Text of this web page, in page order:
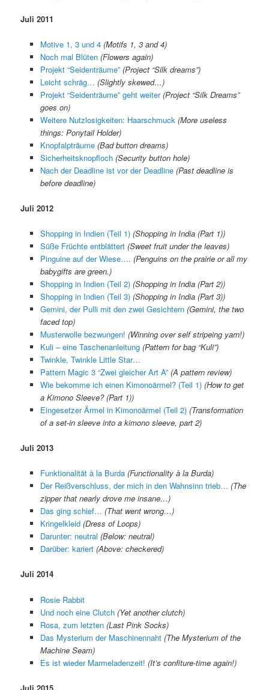
Juli 2011
Motive 1, 3 und 4 (Motifs 1, 3 and 4)
Noch mal Blüten (Flowers again)
Projekt “Seidenträume” (Project “Silk dreams”)
Leicht schräg… (Slightly skewed…)
Projekt “Seidenträume” geht weiter (Project “Silk Dreams”
goes on)
Weitere Nutzlosigkeiten: Haarschmuck (More useless
things: Ponytail Holder)
Knopfalpträume (Bad button dreams)
Sicherheitsknopfloch (Security button hole)
Nach der Deadline ist vor der Deadline (Past deadline is
before deadline)
Juli 2012
Shopping in Indien (Teil 1) (Shopping in India (Part 1))
Süße Früchte entblättert (Sweet fruit under the leaves)
Pinguine auf der Wiese…. (Penguins on the prairie or all my
babygifts are green.)
Shopping in Indien (Teil 2) (Shopping in India (Part 2))
Shopping in Indien (Teil 3) (Shopping in India (Part 3))
Gemini, der Pulli mit den zwei Gesichtern (Gemini, the two
faced top)
Musterwolle bezwungen! (Winning over self stripeing yarn!)
Kuli – eine Taschenanleitung (Pattern for bag “Kuli”)
Twinkle, Twinkle Little Star…
Pattern Magic 3 “Zwei gleicher Art A” (A pattern review)
Wie bekomme ich einen Kimonoärmel? (Teil 1) (How to get
a Kimono Sleeve? (Part 1))
Eingesetzer Ärmel in Kimonoärmel (Teil 2) (Transformation
of a set-in sleeve into a kimono sleeve, part 2)
Juli 2013
Funktionalität à la Burda (Functionality à la Burda)
Der Reißverschluss, der mich in den Wahnsinn trieb… (The
zipper that nearly drove me insane…)
Das ging schief… (That went wrong…)
Kringelkleid (Dress of Loops)
Darunter: neutral (Below: neutral)
Darüber: kariert (Above: checkered)
Juli 2014
Rosie Rabbit
Und noch eine Clutch (Yet another clutch)
Rosa, zum letzten (Last Pink Socks)
Das Mysterium der Maschinennaht (The Mysterium of the
Machine Seam)
Es ist wieder Marmeladenzeit! (It’s confiture-time again!)
Juli 2015